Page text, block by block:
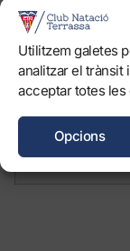
Utilitzem galetes
analitzar el trànsit
acceptar totes
Opcions
Alberto Munárriz
Felipe Perrone
Roger Tahull